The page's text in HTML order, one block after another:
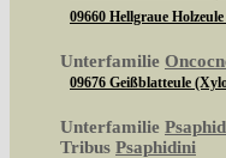
09660 Hellgraue
Unterfamilie
09676 Geißblatteule
Unterfamilie
Tribus Psaphidini